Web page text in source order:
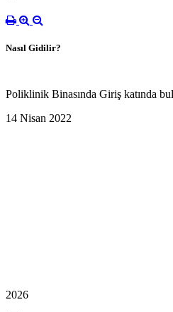
Nasıl Gidilir?
Poliklinik Binasında Giriş katında
14 Nisan 2022
2026